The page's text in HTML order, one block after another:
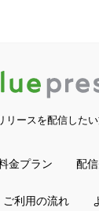
リースを配信した
金プラン 配
ご利用の流れ